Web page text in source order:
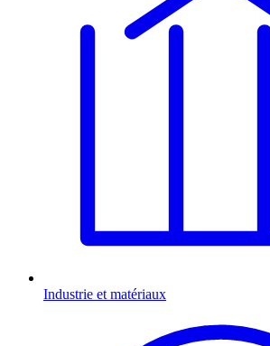
Industrie et matériaux